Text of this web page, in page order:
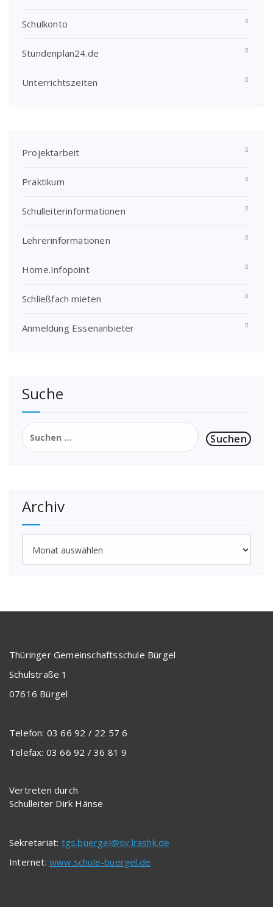
Schulkonto
Stundenplan24.de
Unterrichtszeiten
Projektarbeit
Praktikum
Schulleiterinformationen
Lehrerinformationen
Home.Infopoint
Schließfach mieten
Anmeldung Essenanbieter
Suche
Suchen
nach:
Archiv
Thüringer Gemeinschaftsschule Bürgel
Schulstraße 1
07616 Bürgel
Telefon: 03 66 92 / 22 57 6
Telefax: 03 66 92 / 36 81 9
Vertreten durch
Schulleiter Dirk Hänse
Sekretariat: tgs.buergel@sv.lrashk.de
Internet: www.schule-buergel.de